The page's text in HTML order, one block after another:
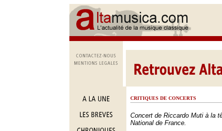
CRITIQUES DE CONCERTS
Concert de Riccardo Muti à la
National de France.